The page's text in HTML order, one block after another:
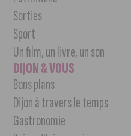
Sorties
Sport
Un film, un livre, un son
DIJON & VOUS
Bons plans
Dijon à travers le temps
Gastronomie